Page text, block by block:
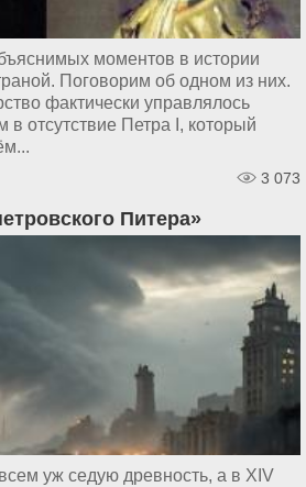
моментов в истории
Поговорим об одном из них.
фактически управлялось
в отсутствие Петра I, который
3 073
Питера»
уж седую древность, а в XIV